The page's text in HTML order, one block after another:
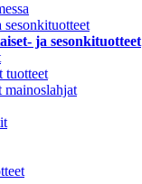
ja sesonkituotteet
tuotteet
mainoslahjat